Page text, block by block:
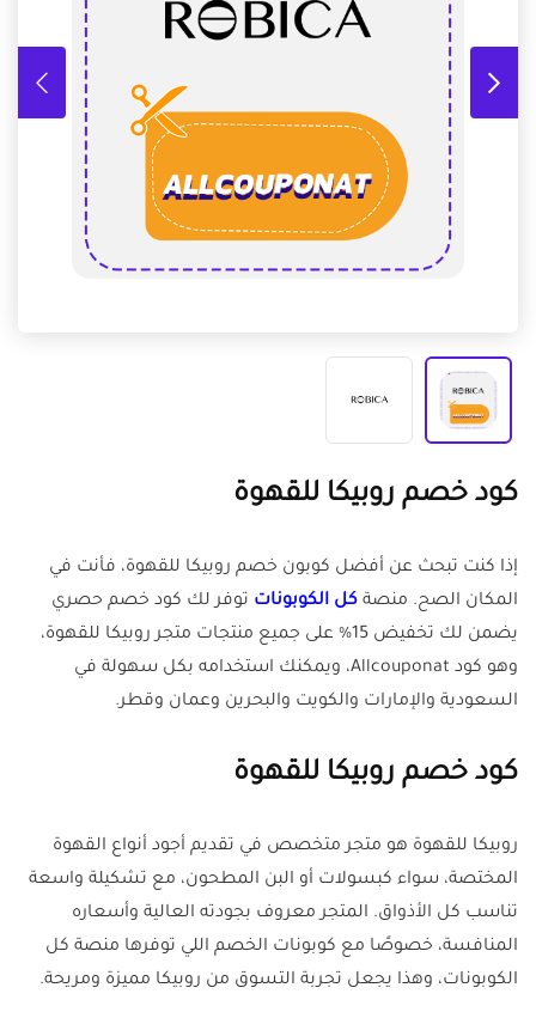
كود خصم روبيكا للقهوة
إذا كنت تبحث عن أفضل كوبون خصم روبيكا للقهوة، فأنت في
المكان الصح. منصة كل الكوبونات توفر لك كود خصم حصري
يضمن لك تخفيض 15% على جميع منتجات متجر روبيكا للقهوة،
وهو كود Allcouponat، ويمكنك استخدامه بكل سهولة في
السعودية والإمارات والكويت والبحرين وعمان وقطر.
كود خصم روبيكا للقهوة
روبيكا للقهوة هو متجر متخصص في تقديم أجود أنواع القهوة
المختصة، سواء كبسولات أو البن المطحون، مع تشكيلة واسعة
تناسب كل الأذواق. المتجر معروف بجودته العالية وأسعاره
المنافسة، خصوصًا مع كوبونات الخصم اللي توفرها منصة كل
الكوبونات، وهذا يجعل تجربة التسوق من روبيكا مميزة ومريحة.